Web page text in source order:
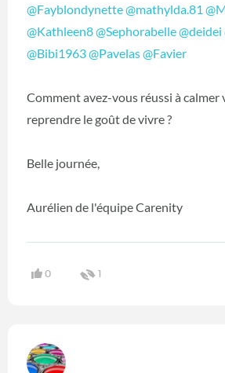
@Fayblondynette@mathylda.81
@Kathleen8@Sephorabelle@deidei
@Bibi1963@Pavelas@Favier
Comment avez-vous réussi à calmer
reprendre le goût de vivre ?
Belle journée,
Aurélien de l'équipe Carenity
0 1